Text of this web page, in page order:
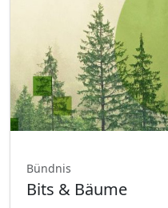
Bündnis
Bits & Bäume